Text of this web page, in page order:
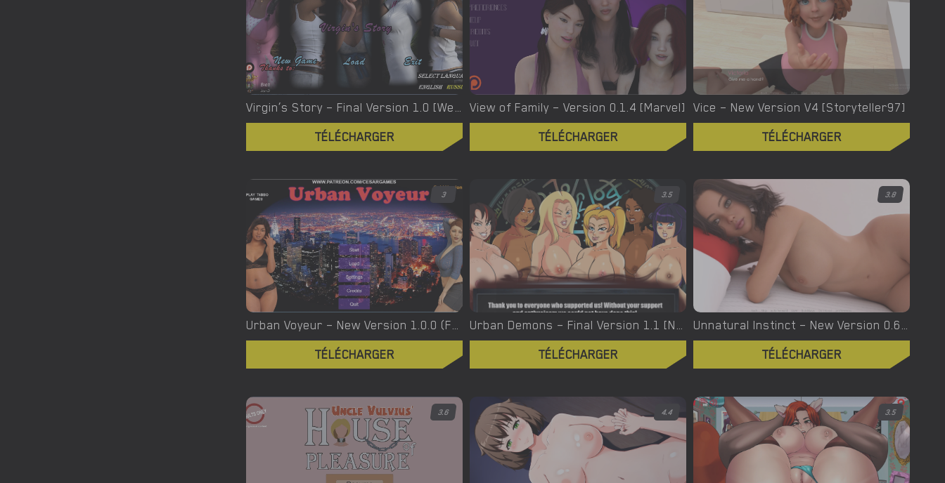
TÉLÉCHARGER
View of Family – Version 0.1.4 [Marvel]
TÉLÉCHARGER
Vice – New Version V4 [Storyteller97]
TÉLÉCHARGER
3
TÉLÉCHARGER
3.5
TÉLÉCHARGER
3.8
TÉLÉCHARGER
3.6 4.4 3.5